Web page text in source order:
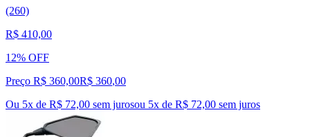
(260)
R$ 410,00
12% OFF
Preço R$ 360,00R$ 360,00
Ou 5x de R$ 72,00 sem jurosou 5x de R$ 72,00 sem juros